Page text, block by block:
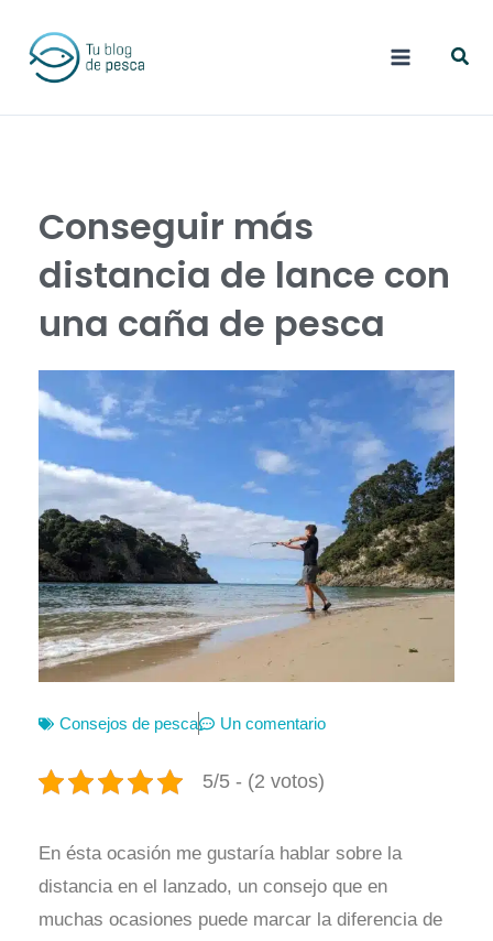
Conseguir más
distancia de lance con
una caña de pesca
Consejos de pesca Un comentario
5/5 - (2 votos)
En ésta ocasión me gustaría hablar sobre la
distancia en el lanzado, un consejo que en
muchas ocasiones puede marcar la diferencia de